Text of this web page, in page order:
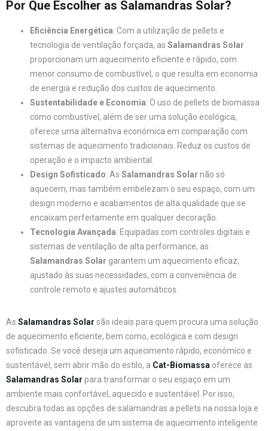
Por Que Escolher as Salamandras Solar?
Eficiência Energética: Com a utilização de pellets e
tecnologia de ventilação forçada, as Salamandras Solar
proporcionam um aquecimento eficiente e rápido, com
menor consumo de combustível, o que resulta em economia
de energia e redução dos custos de aquecimento.
Sustentabilidade e Economia: O uso de pellets de biomassa
como combustível, além de ser uma solução ecológica,
oferece uma alternativa económica em comparação com
sistemas de aquecimento tradicionais. Reduz os custos de
operação e o impacto ambiental.
Design Sofisticado: As Salamandras Solar não só
aquecem, mas também embelezam o seu espaço, com um
design moderno e acabamentos de alta qualidade que se
encaixam perfeitamente em qualquer decoração.
Tecnologia Avançada: Equipadas com controles digitais e
sistemas de ventilação de alta performance, as
Salamandras Solar garantem um aquecimento eficaz,
ajustado às suas necessidades, com a conveniência de
controle remoto e ajustes automáticos.
As Salamandras Solar são ideais para quem procura uma solução
de aquecimento eficiente, bem como, ecológica e com design
sofisticado. Se você deseja um aquecimento rápido, económico e
sustentável, sem abrir mão do estilo, a Cat-Biomassa oferece as
Salamandras Solar para transformar o seu espaço em um
ambiente mais confortável, aquecido e sustentável. Por isso,
descubra todas as opções de salamandras a pellets na nossa loja e
aproveite as vantagens de um sistema de aquecimento inteligente